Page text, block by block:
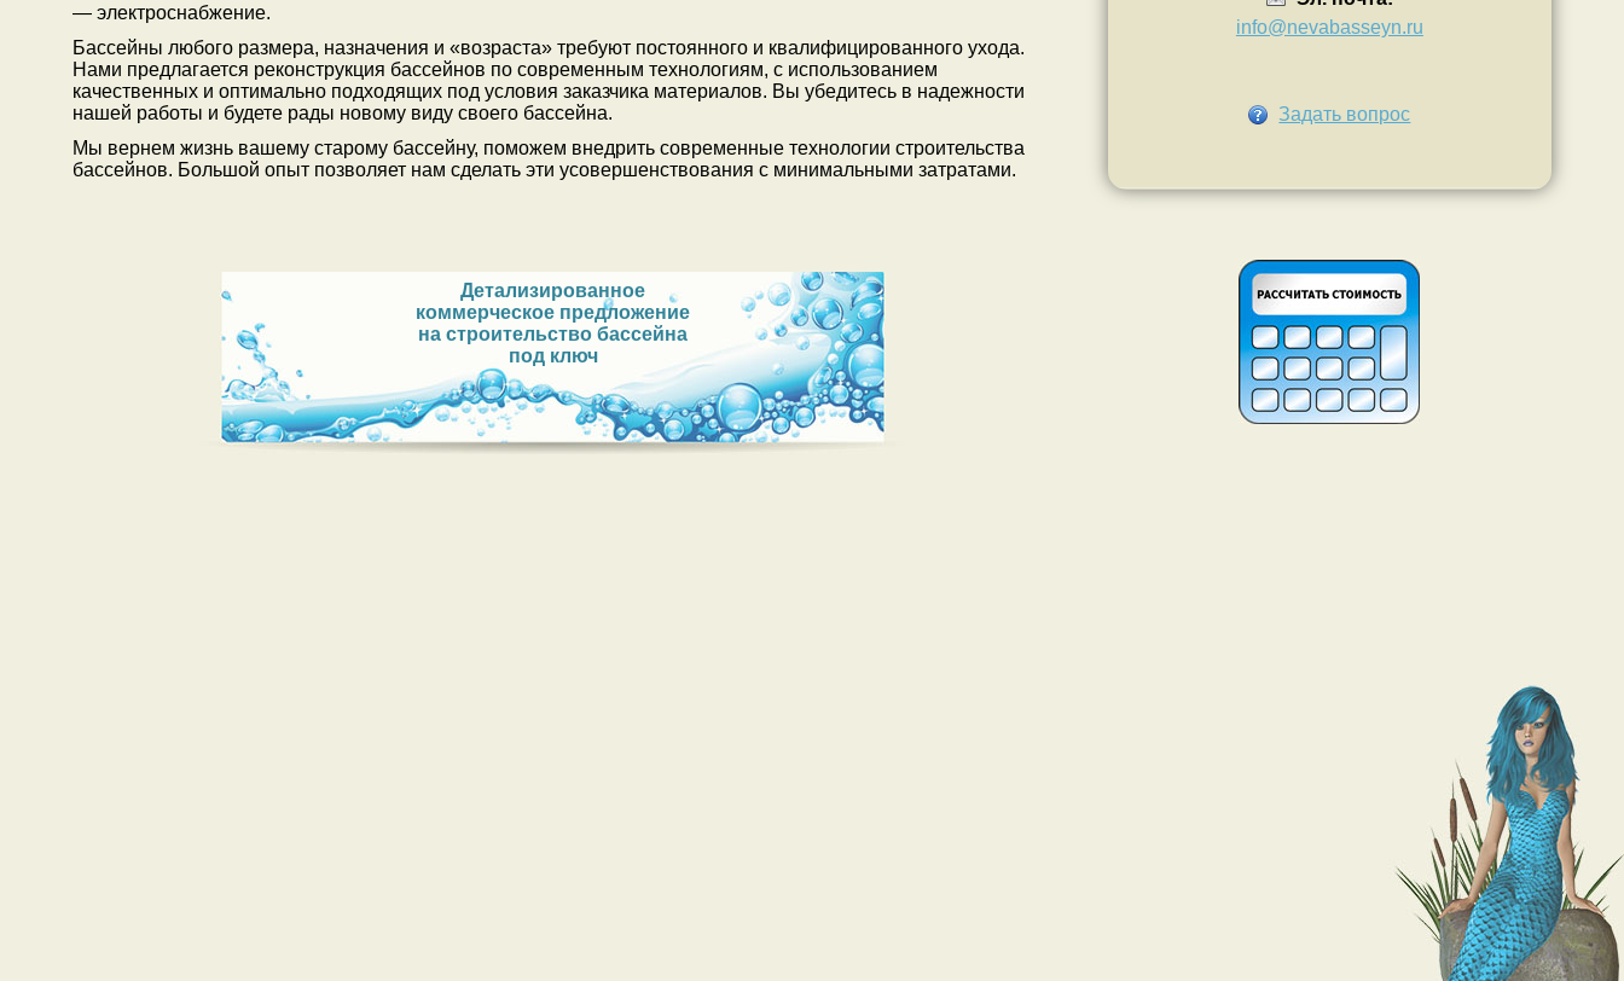
— электроснабжение.
Бассейны любого размера, назначения и «возраста» требуют постоянного и квалифицированного ухода.
Нами предлагается реконструкция бассейнов по современным технологиям, с использованием
качественных и оптимально подходящих под условия заказчика материалов. Вы убедитесь в надежности
нашей работы и будете рады новому виду своего бассейна.
Мы вернем жизнь вашему старому бассейну, поможем внедрить современные технологии строительства
бассейнов. Большой опыт позволяет нам сделать эти усовершенствования с минимальными затратами.
Детализированное
коммерческое предложение
на строительство бассейна
под ключ
info@nevabasseyn.ru
Задать вопрос